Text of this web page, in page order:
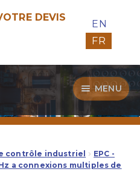
DEVIS
EN
FR
MENU
Transformateurs
Guide d’Achat
contrôle industriel
EPC -
a connexions multiples de